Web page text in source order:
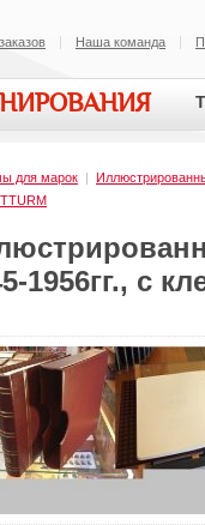
Наша команда
для марок |
1956гг., с